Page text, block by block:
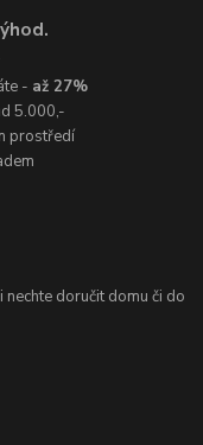
- až 27%
5.000,-
prostředí
doručit domu či do